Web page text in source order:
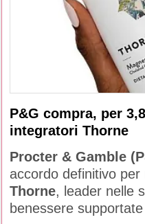
P&G compra, per
integratori Thorne
Procter & Gamble
accordo definitivo
Thorne, leader nelle
benessere